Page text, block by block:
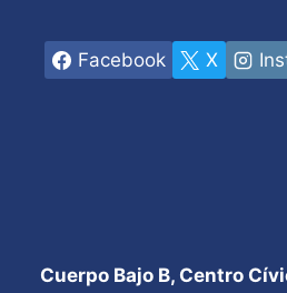
Facebook X
Cuerpo Bajo B, Centro